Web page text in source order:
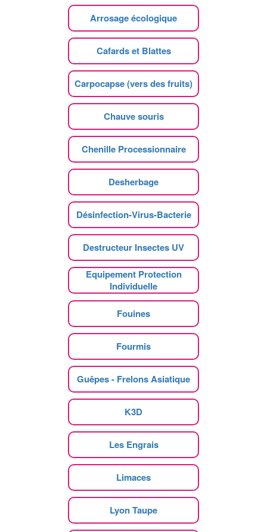
Arrosage écologique
Cafards et Blattes
Carpocapse (vers des fruits)
Chauve souris
Chenille Processionnaire
Desherbage
Désinfection-Virus-Bacterie
Destructeur Insectes UV
Equipement Protection
Individuelle
Fouines
Fourmis
Guêpes - Frelons Asiatique
K3D
Les Engrais
Limaces
Lyon Taupe